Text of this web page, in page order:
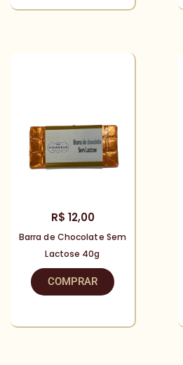
R$ 12,00
Barra de Chocolate Sem
Lactose 40g
COMPRAR